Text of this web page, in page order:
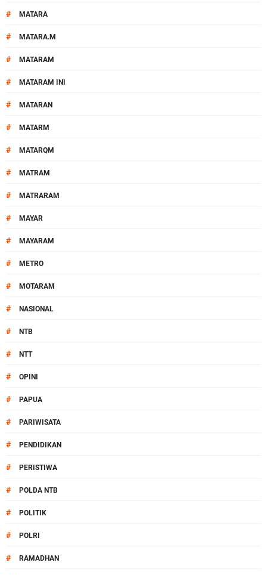
# MATARA
# MATARA.M
# MATARAM
# MATARAM INI
# MATARAN
# MATARM
# MATARQM
# MATRAM
# MATRARAM
# MAYAR
# MAYARAM
# METRO
# MOTARAM
# NASIONAL
# NTB
# NTT
# OPINI
# PAPUA
# PARIWISATA
# PENDIDIKAN
# PERISTIWA
# POLDA NTB
# POLITIK
# POLRI
# RAMADHAN